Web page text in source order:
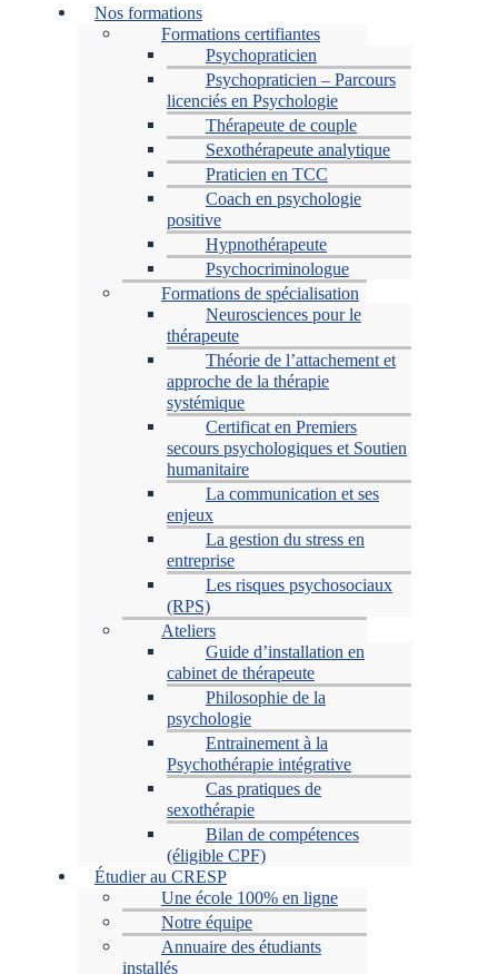
Menu
Nos formations
Formations certifiantes
Psychopraticien
Psychopraticien – Parcours
licenciés en Psychologie
Thérapeute de couple
Sexothérapeute analytique
Praticien en TCC
Coach en psychologie
positive
Hypnothérapeute
Psychocriminologue
Formations de spécialisation
Neurosciences pour le
thérapeute
Théorie de l’attachement et
approche de la thérapie
systémique
Certificat en Premiers
secours psychologiques et Soutien
humanitaire
La communication et ses
enjeux
La gestion du stress en
entreprise
Les risques psychosociaux
(RPS)
Ateliers
Guide d’installation en
cabinet de thérapeute
Philosophie de la
psychologie
Entrainement à la
Psychothérapie intégrative
Cas pratiques de
sexothérapie
Bilan de compétences
(éligible CPF)
Étudier au CRESP
Une école 100% en ligne
Notre équipe
Annuaire des étudiants
installés